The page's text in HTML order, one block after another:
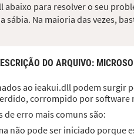
abaixo para resolver o seu
sábia. Na maioria das vezes,
DO ARQUIVO:
ao ieakui.dll podem surgir
corrompido por software
de erro mais comuns são:
não pode ser iniciado porque